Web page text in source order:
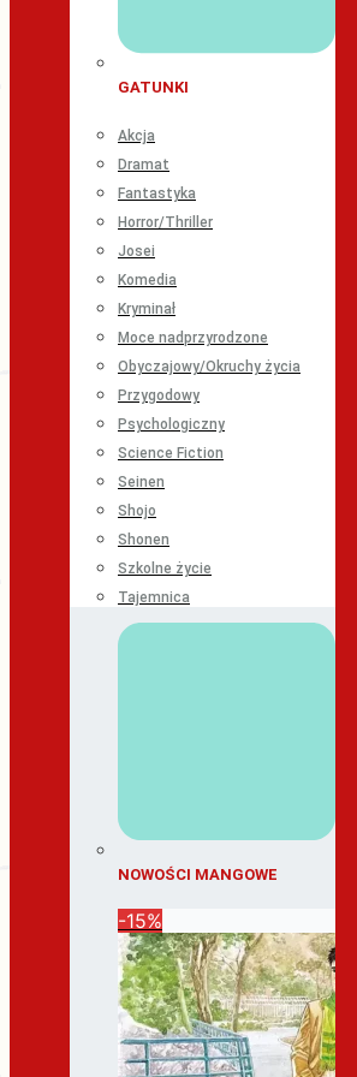
GATUNKI
Akcja
Dramat
Fantastyka
Horror/Thriller
Josei
Komedia
Kryminał
Moce nadprzyrodzone
Obyczajowy/Okruchy życia
Przygodowy
Psychologiczny
Science Fiction
Seinen
Shojo
Shonen
Szkolne życie
Tajemnica
NOWOŚCI MANGOWE
-15%